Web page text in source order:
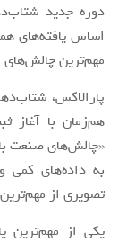
دوره جدید
اساس یافته‌های
مهم‌ترین
پارالاکس،
هم‌زمان با آغاز
«چالش‌های صنعت
به داده‌های کمی
تصویری از
یکی از مهم‌ترین